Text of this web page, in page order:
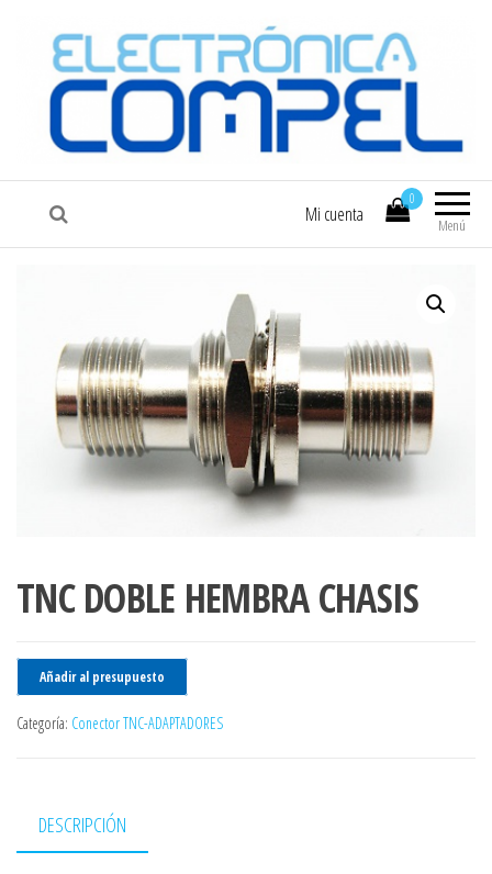
COMPEL Electrónica COMPEL
Menú
0
Mi cuenta
TNC DOBLE HEMBRA CHASIS
Añadir al presupuesto
Categoría: Conector TNC-ADAPTADORES
DESCRIPCIÓN